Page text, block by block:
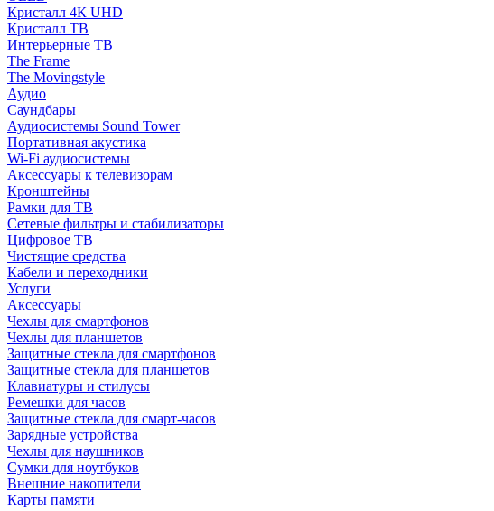
Кристалл 4К UHD
Кристалл ТВ
Интерьерные ТВ
The Frame
The Movingstyle
Аудио
Саундбары
Аудиосистемы Sound Tower
Портативная акустика
Wi-Fi аудиосистемы
Аксессуары к телевизорам
Кронштейны
Рамки для ТВ
Сетевые фильтры и стабилизаторы
Цифровое ТВ
Чистящие средства
Кабели и переходники
Услуги
Аксессуары
Чехлы для смартфонов
Чехлы для планшетов
Защитные стекла для смартфонов
Защитные стекла для планшетов
Клавиатуры и стилусы
Ремешки для часов
Защитные стекла для смарт-часов
Зарядные устройства
Чехлы для наушников
Сумки для ноутбуков
Внешние накопители
Карты памяти